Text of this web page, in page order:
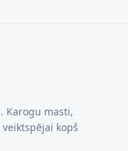
Karogu masti,
kopš